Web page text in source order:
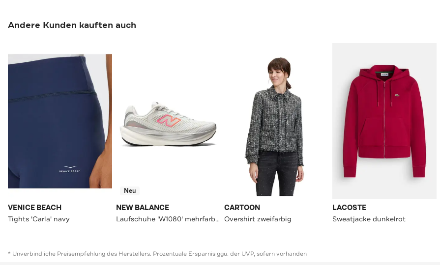
Andere Kunden kauften auch
VENICE BEACH
Tights 'Carla' navy
Neu
NEW BALANCE
Laufschuhe 'W1080' mehrfarbig
CARTOON
Overshirt zweifarbig
LACOSTE
Sweatjacke dunkelrot
* Unverbindliche Preisempfehlung des Herstellers. Prozentuale Ersparnis ggü. der UVP, sofern vorhanden